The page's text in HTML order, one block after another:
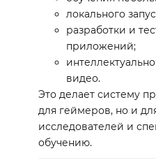
локального
разработки и
приложений;
видео.
Это делает систему
для геймеров, но и
исследователей и
обучению.